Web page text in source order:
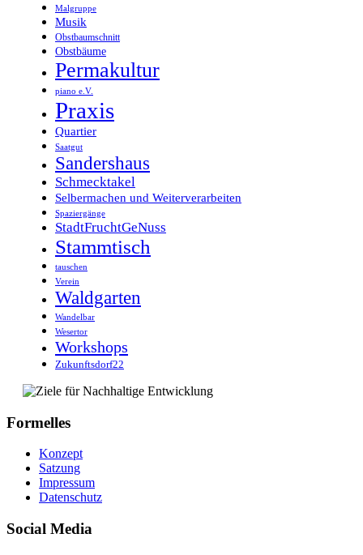
Malgruppe
Musik
Obstbaumschnitt
Obstbäume
Permakultur
piano e.V.
Praxis
Quartier
Saatgut
Sandershaus
Schmecktakel
Selbermachen und Weiterverarbeiten
Spaziergänge
StadtFruchtGeNuss
Stammtisch
tauschen
Verein
Waldgarten
Wandelbar
Wesertor
Workshops
Zukunftsdorf22
Formelles
Konzept
Satzung
Impressum
Datenschutz
Social Media